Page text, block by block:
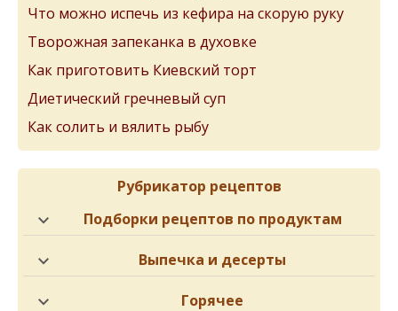
Что можно испечь из кефира на скорую руку
Творожная запеканка в духовке
Как приготовить Киевский торт
Диетический гречневый суп
Как солить и вялить рыбу
Рубрикатор рецептов
Подборки рецептов по продуктам
Выпечка и десерты
Горячее